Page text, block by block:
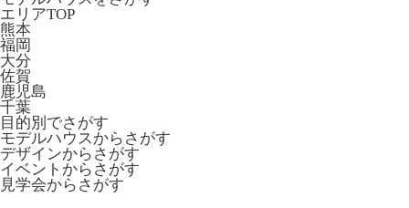
エリアTOP
熊本
福岡
大分
佐賀
鹿児島
千葉
目的別でさがす
モデルハウスからさがす
デザインからさがす
イベントからさがす
見学会からさがす